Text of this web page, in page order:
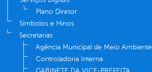
Plano Diretor
Símbolos e Hinos
Secretarias
Agência Municipal de Meio Ambiente
Controladoria Interna